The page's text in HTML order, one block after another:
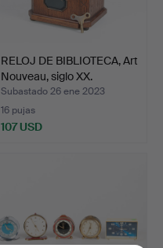
RELOJ DE BIBLIOTECA, Art
Nouveau, siglo XX.
Subastado 26 ene 2023
16 pujas
107 USD